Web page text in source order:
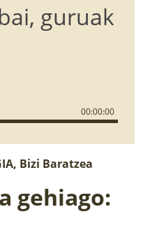
guruak
00:00:00
Bizi Baratzea
gehiago: